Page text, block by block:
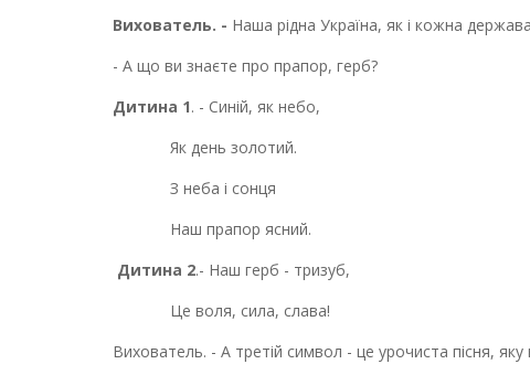
Вихователь. - Наша рідна Україна, як і кожна
- А що ви знаєте про прапор, герб?
Дитина 1. - Синій, як небо,
Як день золотий.
З неба і сонця
Наш прапор ясний.
Дитина 2.- Наш герб - тризуб,
Це воля, сила, слава!
Вихователь. - А третій символ - це урочиста пісня, яку